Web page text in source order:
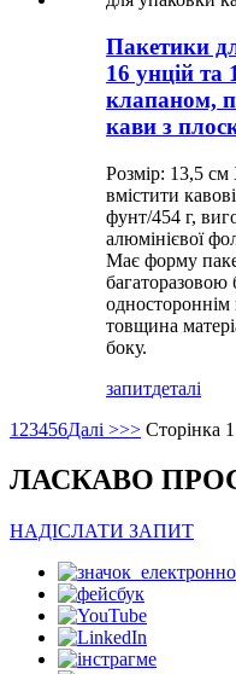
Пакетики
16 унцій та
клапаном,
кави з
Розмір: 13,5
вмістити
фунт/454 г,
алюмінієвої
Має форму
багаторазовою
товщина
боку.
запитдеталі
1 23456Далі >>> Сторінка
ЛАСКАВО
НАДІСЛАТИ ЗАПИТ